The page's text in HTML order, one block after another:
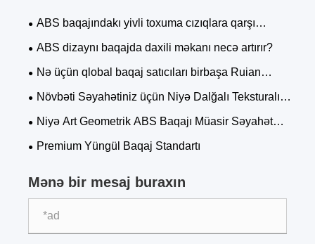
ABS baqajındakı yivli toxuma cızıqlara qarşı
müqaviməti necə artırır və səth aşınmasını gizlədir?
ABS dizaynı baqajda daxili məkanı necə artırır?
Nə üçün qlobal baqaj satıcıları birbaşa Ruian
fabrikləri ilə əlaqə saxlamağa başlayırlar?
Növbəti Səyahətiniz üçün Niyə Dalğalı Teksturalı
ABS Baqajını Seçməlisiniz?
Niyə Art Geometrik ABS Baqajı Müasir Səyahət
Üslubunu və Qorunmasını Dəyişdirir?
Premium Yüngül Baqaj Standartı
Mənə bir mesaj buraxın